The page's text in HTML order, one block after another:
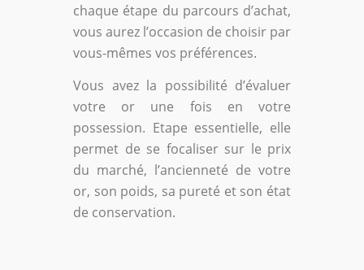
chaque étape du parcours d’achat,
vous aurez l’occasion de choisir par
vous-mêmes vos préférences.
Vous avez la possibilité d’évaluer
votre or une fois en votre
possession. Etape essentielle, elle
permet de se focaliser sur le prix
du marché, l’ancienneté de votre
or, son poids, sa pureté et son état
de conservation.